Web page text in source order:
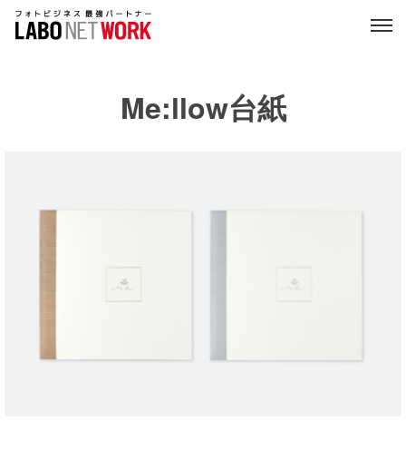
Me:llow台紙